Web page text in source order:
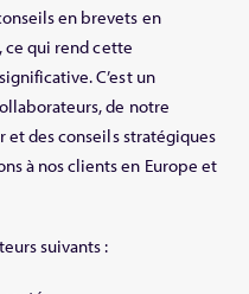
en brevets en
ce qui rend cette
C’est un
de notre
des conseils stratégiques
à nos clients en Europe et
suivants :